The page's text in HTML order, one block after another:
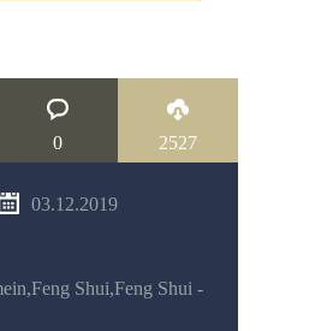
0 2527
03.12.2019
,Feng Shui,Feng Shui -